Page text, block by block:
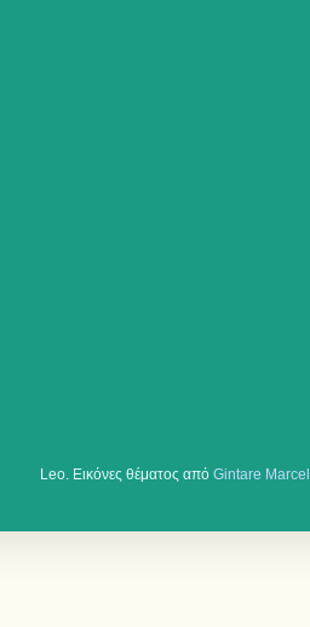
Leo. Εικόνες θέματος από Gintare Marcel